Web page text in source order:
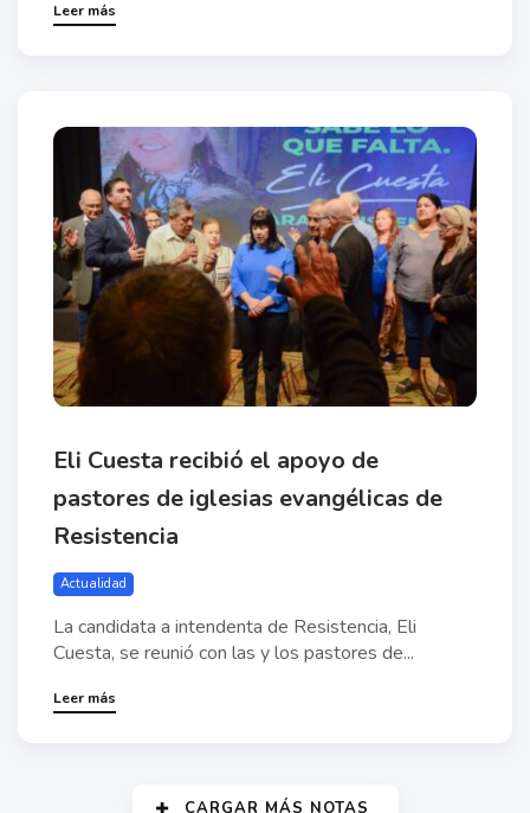
Leer más
Eli Cuesta recibió el apoyo de
pastores de iglesias evangélicas de
Resistencia
Actualidad
La candidata a intendenta de Resistencia, Eli
Cuesta, se reunió con las y los pastores de...
Leer más
CARGAR MÁS NOTAS